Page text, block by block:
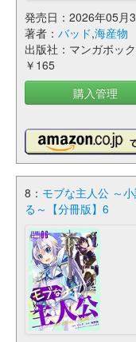
発売日：2026年05月
著者： バッド,海産物
出版社：マンガボッ
￥165
購入管理
8： モブな主人公 ～
る～【分冊版】6